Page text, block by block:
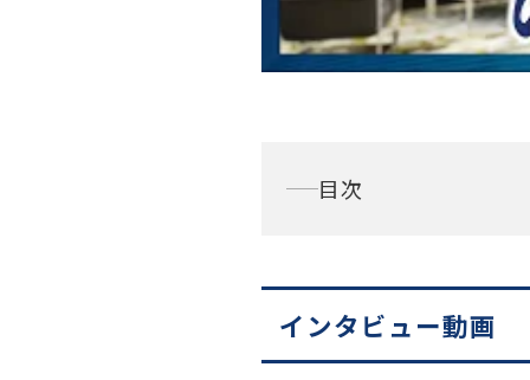
目次
インタビュー動画